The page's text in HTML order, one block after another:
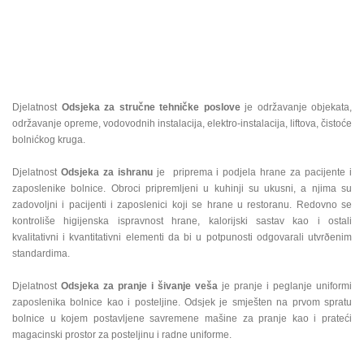
Djelatnost Odsjeka za stručne tehničke posloveje održavanje objekata,
održavanje opreme, vodovodnih instalacija, elektro-instalacija, liftova, čistoće
bolnićkog kruga.
Djelatnost Odsjeka za ishranuje priprema i podjela hrane za pacijente i
zaposlenike bolnice. Obroci pripremljeni u kuhinji su ukusni, a njima su
zadovoljni i pacijenti i zaposlenici koji se hrane u restoranu. Redovno se
kontroliše higijenska ispravnost hrane, kalorijski sastav kao i ostali
kvalitativni i kvantitativni elementi da bi u potpunosti odgovarali utvrðenim
standardima.
Djelatnost Odsjeka za pranje i šivanje veša je pranje i peglanje uniformi
zaposlenika bolnice kao i posteljine. Odsjek je smješten na prvom spratu
bolnice u kojem postavljene savremene mašine za pranje kao i prateći
magacinski prostor za posteljinu i radne uniforme.